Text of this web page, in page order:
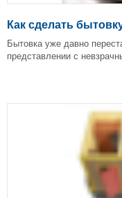
Как сделать
Бытовка уже давно
представлении с